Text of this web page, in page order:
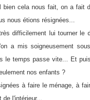
cela nous fait, on a fait
nous étions résignées...
difficilement lui tourner le
a mis soigneusement
le temps passe vite... Et
nos enfants ?
à faire le ménage, à
de l'intérieur...